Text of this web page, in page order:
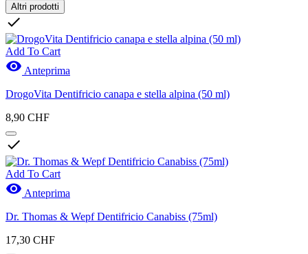
Clear
Prezzo
Marche
Nuovi Prodotti
Azioni
Azioni
Altri prodotti

Add To Cart
 Anteprima
DrogoVita Dentifricio canapa e stella alpina (50 ml)
8,90 CHF

Add To Cart
 Anteprima
Dr. Thomas & Wepf Dentifricio Canabiss (75ml)
17,30 CHF